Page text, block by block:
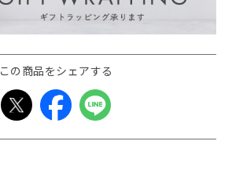
この商品をシェアする